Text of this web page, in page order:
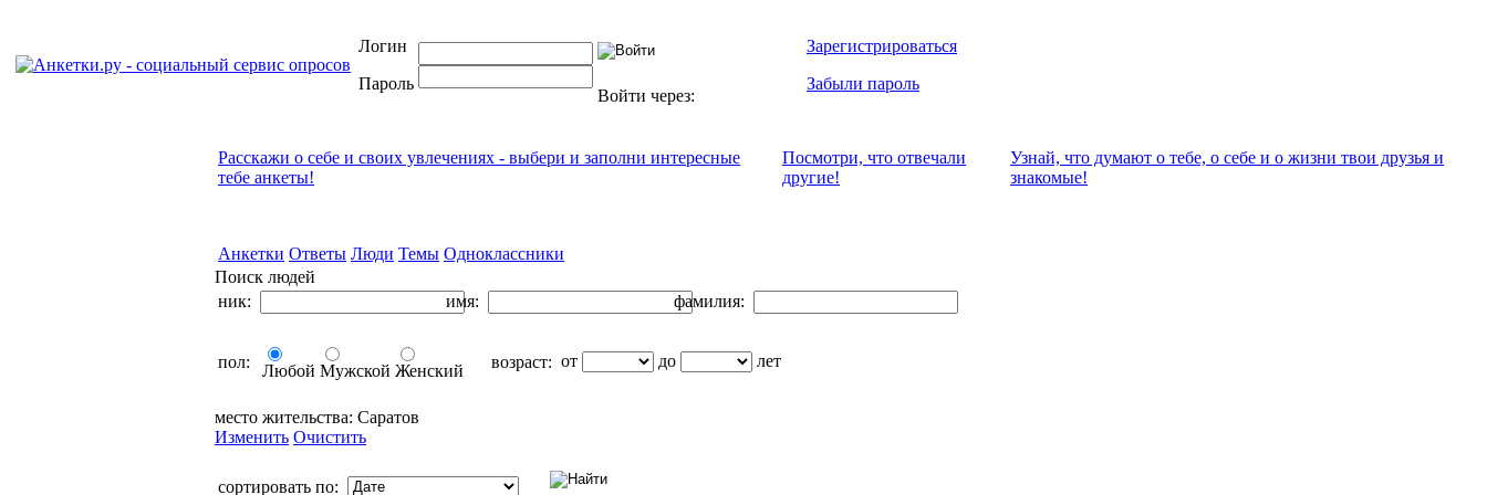
Логин
Пароль
Войти через:
Зарегистрироваться
Забыли пароль
Расскажи о себе и своих увлечениях - выбери и заполни интересные
тебе анкеты!
Посмотри, что отвeчали
другие!
Узнай, что думают о тебе, о себе и о жизни твои друзья и
знакомые!
Анкетки Ответы Люди Темы Одноклассники
Поиск людей
ник:
имя: фамилия:
пол: Любой Мужской Женский возраст: от до лет
место жительства: Саратов
Изменить Очистить
сортировать по: